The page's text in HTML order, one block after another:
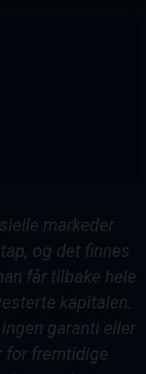
markeder
og det finnes
får tilbake hele
kapitalen.
garanti eller
for fremtidige